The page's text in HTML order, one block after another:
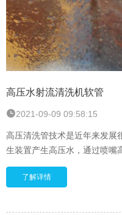
高压水射流清洗机软管
2021-09-09 09:58:15
高压清洗管技术是近年来发展
生装置产生高压水，通过喷嘴
流，能够完成各种工艺过程的
了解详情